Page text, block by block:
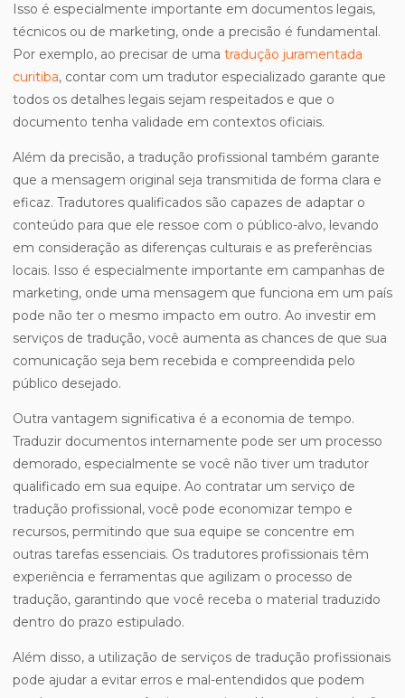
Isso é especialmente importante em documentos legais,
técnicos ou de marketing, onde a precisão é fundamental.
Por exemplo, ao precisar de uma tradução juramentada
curitiba, contar com um tradutor especializado garante que
todos os detalhes legais sejam respeitados e que o
documento tenha validade em contextos oficiais.
Além da precisão, a tradução profissional também garante
que a mensagem original seja transmitida de forma clara e
eficaz. Tradutores qualificados são capazes de adaptar o
conteúdo para que ele ressoe com o público-alvo, levando
em consideração as diferenças culturais e as preferências
locais. Isso é especialmente importante em campanhas de
marketing, onde uma mensagem que funciona em um país
pode não ter o mesmo impacto em outro. Ao investir em
serviços de tradução, você aumenta as chances de que sua
comunicação seja bem recebida e compreendida pelo
público desejado.
Outra vantagem significativa é a economia de tempo.
Traduzir documentos internamente pode ser um processo
demorado, especialmente se você não tiver um tradutor
qualificado em sua equipe. Ao contratar um serviço de
tradução profissional, você pode economizar tempo e
recursos, permitindo que sua equipe se concentre em
outras tarefas essenciais. Os tradutores profissionais têm
experiência e ferramentas que agilizam o processo de
tradução, garantindo que você receba o material traduzido
dentro do prazo estipulado.
Além disso, a utilização de serviços de tradução profissionais
pode ajudar a evitar erros e mal-entendidos que podem